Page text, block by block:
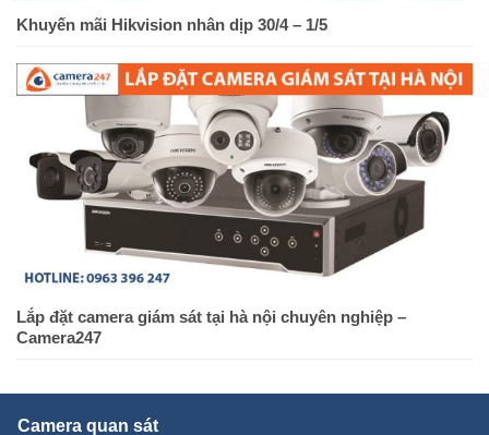
Khuyến mãi Hikvision nhân dịp 30/4 – 1/5
Lắp đặt camera giám sát tại hà nội chuyên nghiệp –
Camera247
Camera quan sát